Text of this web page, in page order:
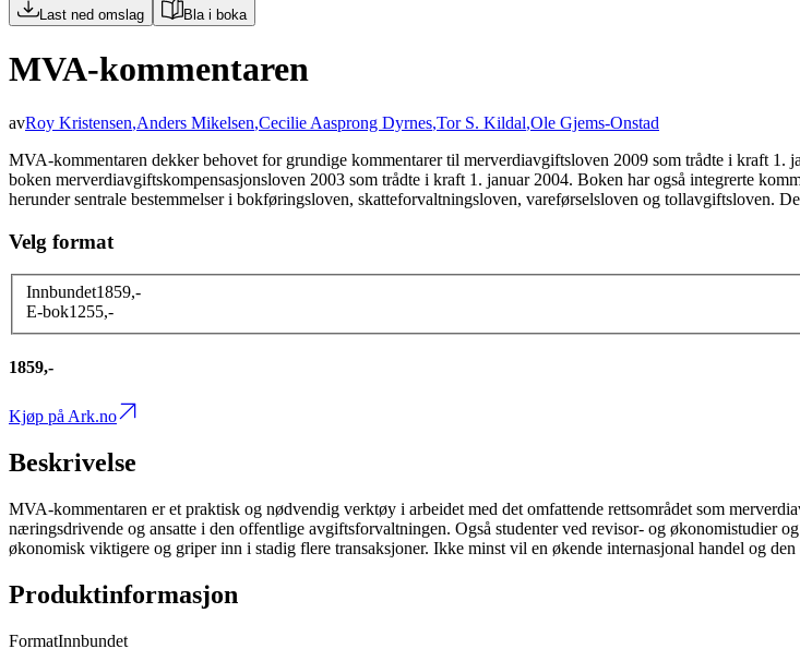
Last ned omslag Bla i boka
MVA-kommentaren
avRoy Kristensen,Anders Mikelsen,Cecilie Aasprong Dyrnes,Tor S. Kildal,Ole Gjems-Onstad
MVA-kommentaren dekker behovet for grundige kommentarer til merverdiavgiftsloven 2009 som trådte i kraft
boken merverdiavgiftskompensasjonsloven 2003 som trådte i kraft 1. januar 2004. Boken har også integrerte
herunder sentrale bestemmelser i bokføringsloven, skatteforvaltningsloven, vareførselsloven og tollavgiftsloven.
Velg format
Innbundet1859,-
E-bok1255,-
1859,-
Kjøp på Ark.no
Beskrivelse
MVA-kommentaren er et praktisk og nødvendig verktøy i arbeidet med det omfattende rettsområdet som
næringsdrivende og ansatte i den offentlige avgiftsforvaltningen. Også studenter ved revisor- og økonomistudier
økonomisk viktigere og griper inn i stadig flere transaksjoner. Ikke minst vil en økende internasjonal handel og
Produktinformasjon
FormatInnbundet